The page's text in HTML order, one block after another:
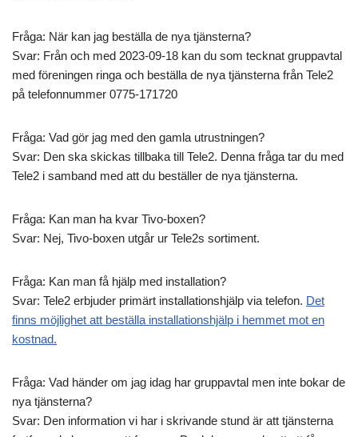
Fråga: När kan jag beställa de nya tjänsterna?
Svar: Från och med 2023-09-18 kan du som tecknat gruppavtal
med föreningen ringa och beställa de nya tjänsterna från Tele2
på telefonnummer 0775-171720
Fråga: Vad gör jag med den gamla utrustningen?
Svar: Den ska skickas tillbaka till Tele2. Denna fråga tar du med
Tele2 i samband med att du beställer de nya tjänsterna.
Fråga: Kan man ha kvar Tivo-boxen?
Svar: Nej, Tivo-boxen utgår ur Tele2s sortiment.
Fråga: Kan man få hjälp med installation?
Svar: Tele2 erbjuder primärt installationshjälp via telefon. Det
finns möjlighet att beställa installationshjälp i hemmet mot en
kostnad.
Fråga: Vad händer om jag idag har gruppavtal men inte bokar de
nya tjänsterna?
Svar: Den information vi har i skrivande stund är att tjänsterna